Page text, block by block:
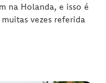
na Holanda, e isso é
vezes referida